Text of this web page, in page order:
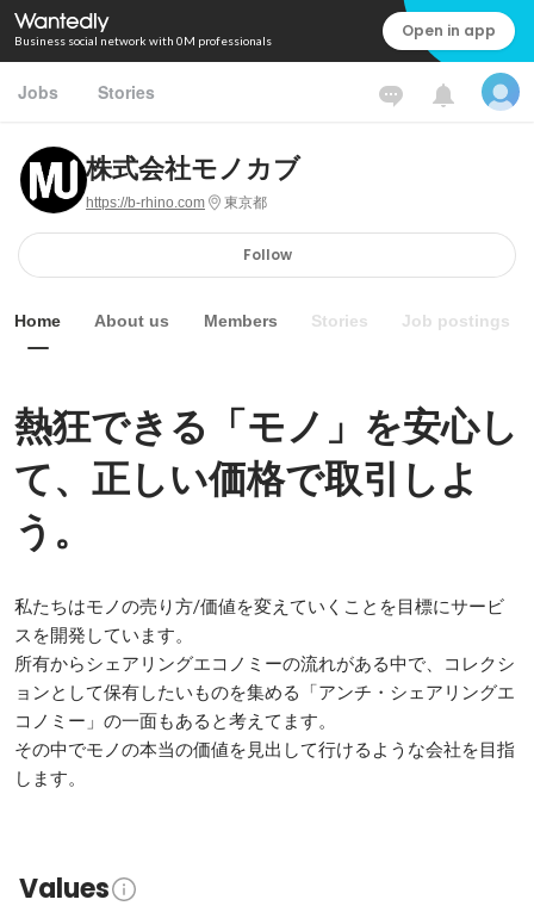
Business social network with 0M professionals Open in app
Jobs Stories
株式会社モノカブ
https://b-rhino.com 東京都
Follow
Home About us Members Stories Job postings
熱狂できる「モノ」を安心し
て、正しい価格で取引しよ
う。
私たちはモノの売り方/価値を変えていくことを目標にサービ
スを開発しています。
所有からシェアリングエコノミーの流れがある中で、コレクシ
ョンとして保有したいものを集める「アンチ・シェアリングエ
コノミー」の一面もあると考えてます。
その中でモノの本当の価値を見出して行けるような会社を目指
します。
Values